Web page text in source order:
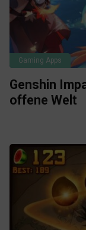
Gaming Apps
Genshin
offene Welt